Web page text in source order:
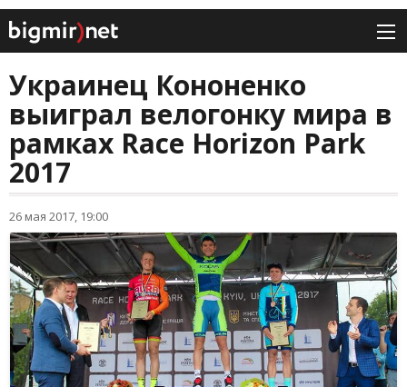
Украинец Кононенко
выиграл велогонку мира в
рамках Race Horizon Park
2017
26 мая 2017, 19:00